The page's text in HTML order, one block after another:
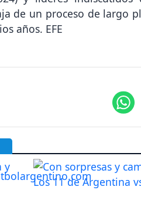
de un proceso de largo
años. EFE